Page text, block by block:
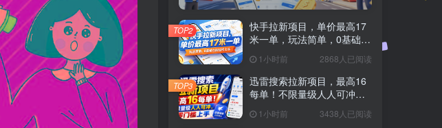
快手拉新项目，单价最高17
米一单，玩法简单，0基础也
1小时前 2868人已阅读
TOP2
迅雷搜索拉新项目，最高16
每单！不限量级人人可冲，
零门槛上手(更新0807)
1小时前 3438人已阅读
TOP3